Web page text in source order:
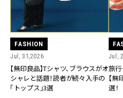
FASHION
Jul, 31,2026
【無印良品】Tシャツ、ブラウスがオ
シャレと話題！読者が続々入手の
「トップス」3選
Jul,
旅
【無
選！